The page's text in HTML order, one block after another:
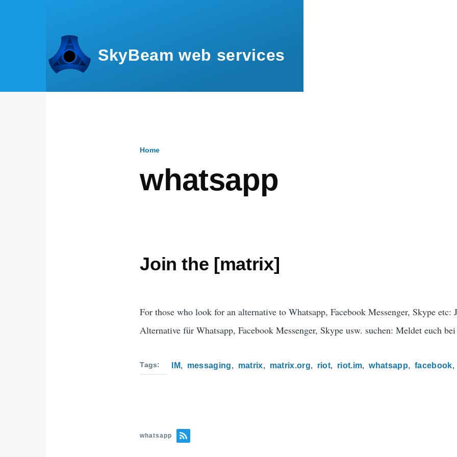
SkyBeam web services
Home
whatsapp
Join the [matrix]
For those who look for an alternative to Whatsapp, Facebook Messenger, Skype
Alternative für Whatsapp, Facebook Messenger, Skype usw. suchen: Meldet euch
Tags IM messaging matrix matrix.org riot riot.im whatsapp facebook
whatsapp